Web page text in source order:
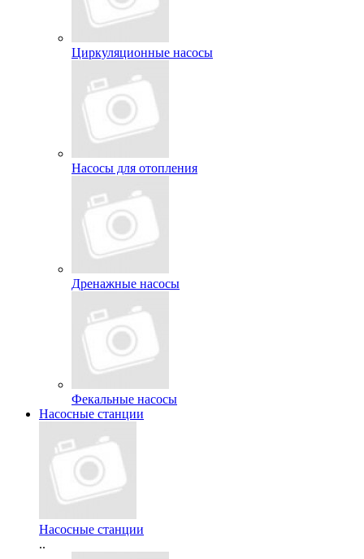
Циркуляционные насосы
Насосы для отопления
Дренажные насосы
Фекальные насосы
Насосные станции
Насосные станции
..